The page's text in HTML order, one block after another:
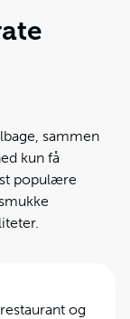
sammen
kun få
populære
og